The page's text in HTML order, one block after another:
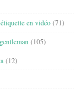
en vidéo (71)
(105)
(12)